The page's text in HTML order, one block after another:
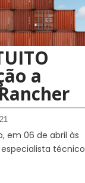
a
em 06 de abril às
técnico